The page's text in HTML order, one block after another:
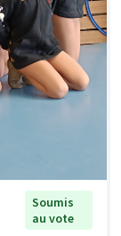
Soumis
au vote